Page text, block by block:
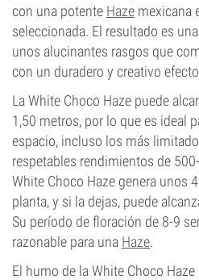
con una potente Haze mexicana
seleccionada. El resultado es
unos alucinantes rasgos que
con un duradero y creativo
La White Choco Haze puede
1,50 metros, por lo que es ideal
espacio, incluso los más
respetables rendimientos de
White Choco Haze genera unos
planta, y si la dejas, puede
Su período de floración de 8-9
razonable para una Haze.
El humo de la White Choco